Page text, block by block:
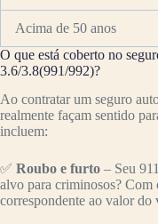
Acima de 50 anos
O que está coberto no
3.6/3.8(991/992)?
Ao contratar um seguro
realmente façam sentido
incluem:
✅ Roubo e furto – Seu
alvo para criminosos? Com
correspondente ao valor